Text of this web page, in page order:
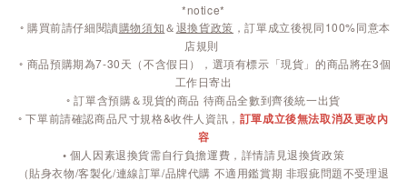
*notice*
◦ 購買前請仔細閱讀購物須知＆退換貨政策 ，訂單成立後視同100%同意本
店規則
◦ 商品預購期為7-30天（不含假日），選項有標示「現貨」的商品將在3個
工作日寄出
◦ 訂單含預購＆現貨的商品 待商品全數到齊後統一出貨
◦ 下單前請確認商品尺寸規格&收件人資訊， 訂單成立後無法取消及更改內
容
◦ 個人因素退換貨需自行負擔運費，詳情請見退換貨政策
（貼身衣物/客製化/連線訂單/品牌代購 不適用鑑賞期 非瑕疵問題不受理退